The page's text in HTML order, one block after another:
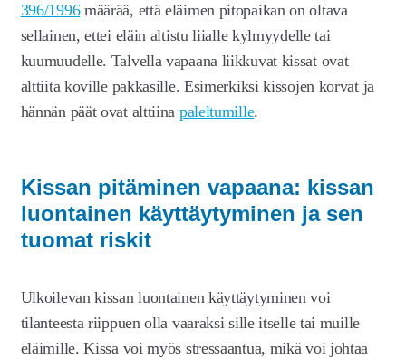
396/1996määrää, että eläimen pitopaikan on oltava
sellainen, ettei eläin altistu liialle kylmyydelle tai
kuumuudelle. Talvella vapaana liikkuvat kissat ovat
alttiita koville pakkasille. Esimerkiksi kissojen korvat ja
hännän päät ovat alttiina paleltumille.
Kissan pitäminen vapaana: kissan
luontainen käyttäytyminen ja sen
tuomat riskit
Ulkoilevan kissan luontainen käyttäytyminen voi
tilanteesta riippuen olla vaaraksi sille itselle tai muille
eläimille. Kissa voi myös stressaantua, mikä voi johtaa